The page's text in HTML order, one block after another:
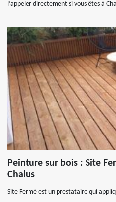
l’appeler directement si vous êtes à
Peinture sur bois : Site
Chalus
Site Fermé est un prestataire qui